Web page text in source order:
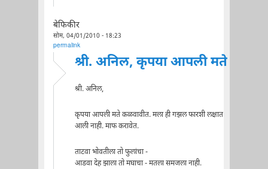
बेफिकीर
सोम, 04/01/2010 - 18:23
permalink
श्री. अनिल, कृपया आपली मते
श्री. अनिल,
कृपया आपली मते कळवावीत. मला ही गझल फारशी लक्षात
आली नाही. माफ करावेत.
ताटवा भोवतीला तो फुलांचा -
आडवा देह झाला तो मघाचा - मतला समजला नाही.